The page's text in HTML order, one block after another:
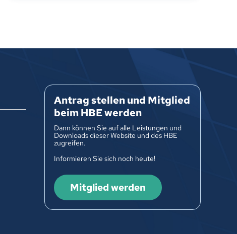
Antrag stellen und Mitglied
beim HBE werden
Dann können Sie auf alle Leistungen und
Downloads dieser Website und des HBE
zugreifen.
Informieren Sie sich noch heute!
Mitglied werden